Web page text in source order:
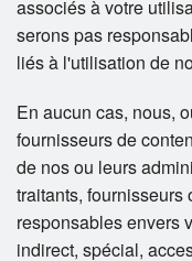
associés à votre
serons pas
liés à l'utilisation de
En aucun cas, nous,
fournisseurs de
de nos ou leurs
traitants, fournisseurs
responsables envers
indirect, spécial,